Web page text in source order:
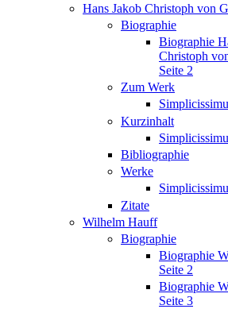
Hans Jakob Christoph von
Biographie
Biographie
Christoph
Seite 2
Zum Werk
Kurzinhalt
Bibliographie
Werke
Zitate
Wilhelm Hauff
Biographie
Biographie
Seite 2
Biographie
Seite 3